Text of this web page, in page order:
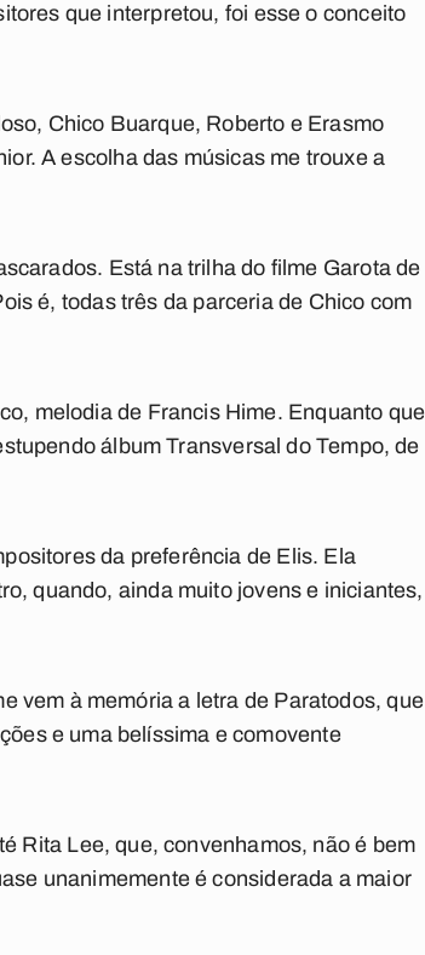
que interpretou, foi esse o conceito
Chico Buarque, Roberto e Erasmo
A escolha das músicas me trouxe a
. Está na trilha do filme Garota de
é, todas três da parceria de Chico com
melodia de Francis Hime. Enquanto que
álbumTransversal do Tempo, de
da preferência de Elis. Ela
quando, ainda muito jovens e iniciantes,
vem à memória a letra de Paratodos, que
e uma belíssima e comovente
Rita Lee, que, convenhamos, não é bem
unanimemente é considerada a maior